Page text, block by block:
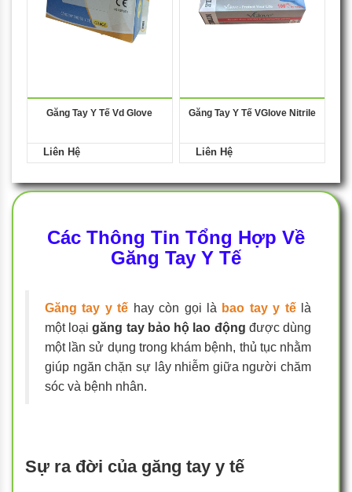
Găng Tay Y Tế Vd Glove
Liên Hệ
Găng Tay Y Tế VGlove Nitrile
Liên Hệ
Các Thông Tin Tổng Hợp Về
Găng Tay Y Tế
Găng tay y tế hay còn gọi là bao tay y tế
là
một loạigăng tay bảo hộ lao động được dùng
một lần sử dụng trong khám bệnh, thủ tục nhằm
giúp ngăn chặn sự lây nhiễm giữa người chăm
sóc và bệnh nhân.
Sự ra đời của găng tay y tế